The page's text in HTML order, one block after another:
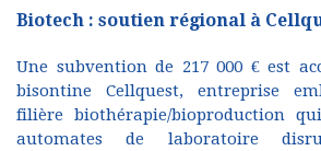
Biotech : soutien régional à
Une subvention de 217 000 € est
bisontine Cellquest, entreprise
filière biothérapie/bioproduction
automates de laboratoire